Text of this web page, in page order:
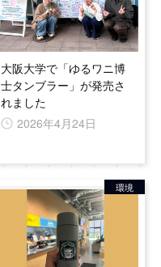
大阪大学で「ゆるワニ博
士タンブラー」が発売さ
れました
2026年4月24日
環境